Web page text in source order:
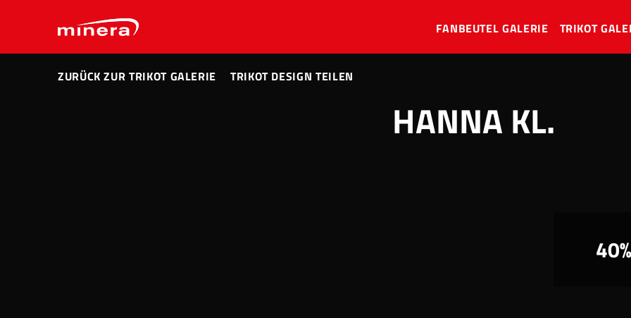
FANBEUTEL GALERIE TRIKOT
ZURÜCK ZUR TRIKOT GALERIE TRIKOT DESIGN TEILEN
HANNA KL.
40%